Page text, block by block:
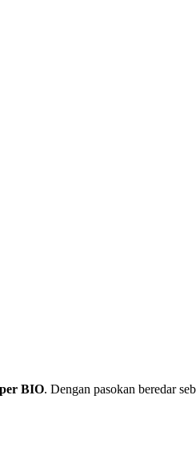
BIO. Dengan pasokan beredar